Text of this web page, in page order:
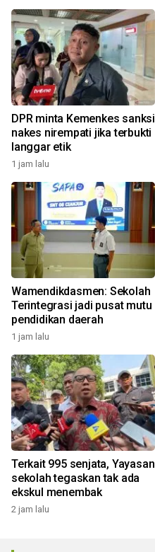
DPR minta Kemenkes sanksi
nakes nirempati jika terbukti
langgar etik
1 jam lalu
Wamendikdasmen: Sekolah
Terintegrasi jadi pusat mutu
pendidikan daerah
1 jam lalu
Terkait 995 senjata, Yayasan
sekolah tegaskan tak ada
ekskul menembak
2 jam lalu